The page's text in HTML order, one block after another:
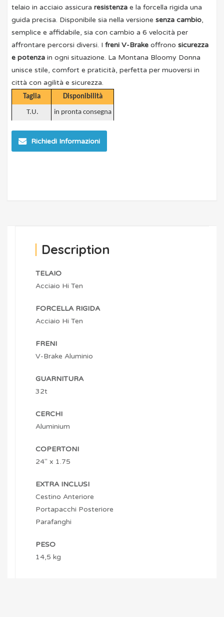
telaio in acciaio assicuraresistenza e laforcella rigida una
guidaprecisa. Disponibile sia nella versionesenza cambio,
semplice e affidabile, sia concambio a 6 velocità per
affrontare percorsi diversi. Ifreni V-Brake offronosicurezza
e potenza in ogni situazione. La Montana Bloomy Donna
uniscestile, comfort e praticità, perfetta per muoversi in
città conagilità esicurezza.
Taglia Disponibilità
T.U. in pronta consegna
Richiedi Informazioni
Description
TELAIO
Acciaio Hi Ten
FORCELLA RIGIDA
Acciaio Hi Ten
FRENI
V-Brake Aluminio
GUARNITURA
32t
CERCHI
Aluminium
COPERTONI
24″ x 1.75
EXTRA INCLUSI
Cestino Anteriore
Portapacchi Posteriore
Parafanghi
PESO
14,5 kg